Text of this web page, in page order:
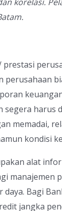
prestasi
perusahaan
segera harus
memadai,
kondisi
alat
manajemen
Bagi
jangka